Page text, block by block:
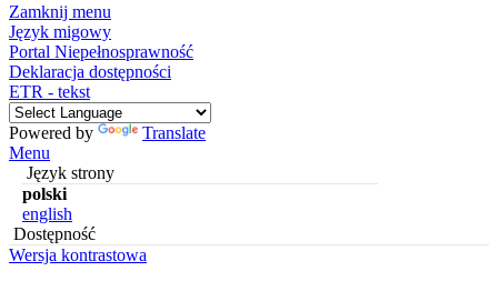
Zamknij menu
Język migowy
Portal Niepełnosprawność
Deklaracja dostępności
ETR - tekst
Powered by
Translate
Menu
Język strony
polski
english
Dostępność
Wersja kontrastowa